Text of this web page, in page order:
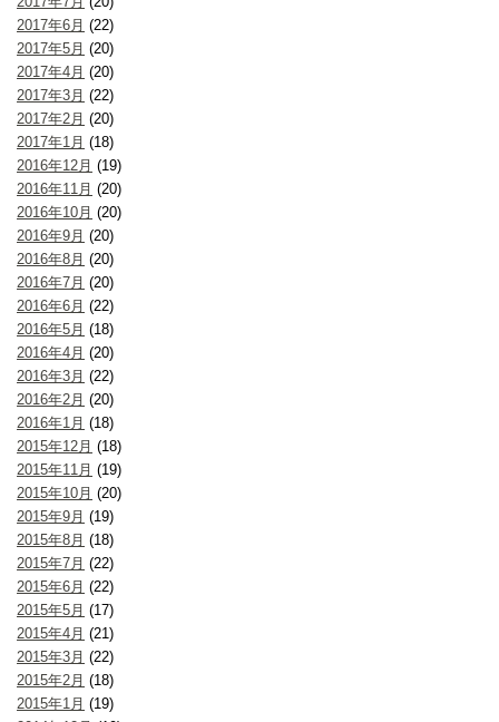
2017年6月 (22)
2017年5月 (20)
2017年4月 (20)
2017年3月 (22)
2017年2月 (20)
2017年1月 (18)
2016年12月 (19)
2016年11月 (20)
2016年10月 (20)
2016年9月 (20)
2016年8月 (20)
2016年7月 (20)
2016年6月 (22)
2016年5月 (18)
2016年4月 (20)
2016年3月 (22)
2016年2月 (20)
2016年1月 (18)
2015年12月 (18)
2015年11月 (19)
2015年10月 (20)
2015年9月 (19)
2015年8月 (18)
2015年7月 (22)
2015年6月 (22)
2015年5月 (17)
2015年4月 (21)
2015年3月 (22)
2015年2月 (18)
2015年1月 (19)